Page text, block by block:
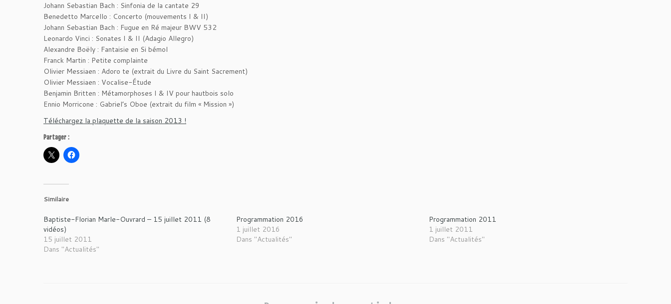
Johann Sebastian Bach : Sinfonia de la cantate 29
Benedetto Marcello : Concerto (mouvements I & II)
Johann Sebastian Bach : Fugue en Ré majeur BWV 532
Leonardo Vinci : Sonates I & II (Adagio Allegro)
Alexandre Boëly : Fantaisie en Si bémol
Franck Martin : Petite complainte
Olivier Messiaen : Adoro te (extrait du Livre du Saint Sacrement)
Olivier Messiaen : Vocalise-Étude
Benjamin Britten : Métamorphoses I & IV pour hautbois solo
Ennio Morricone : Gabriel’s Oboe (extrait du film « Mission »)
Téléchargez la plaquette de la saison 2013 !
Partager :
Similaire
Baptiste-Florian Marle-Ouvrard – 15 juillet 2011 (8
vidéos)
15 juillet 2011
Dans "Actualités"
Programmation 2016
1 juillet 2016
Dans "Actualités"
Programmation 2011
1 juillet 2011
Dans "Actualités"